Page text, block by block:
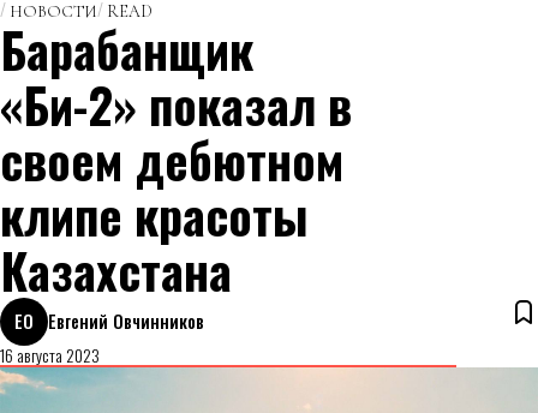
НОВОСТИ READ
Барабанщик
«Би-2» показал в
своем дебютном
клипе красоты
Казахстана
ЕО
Евгений Овчинников
16 августа 2023